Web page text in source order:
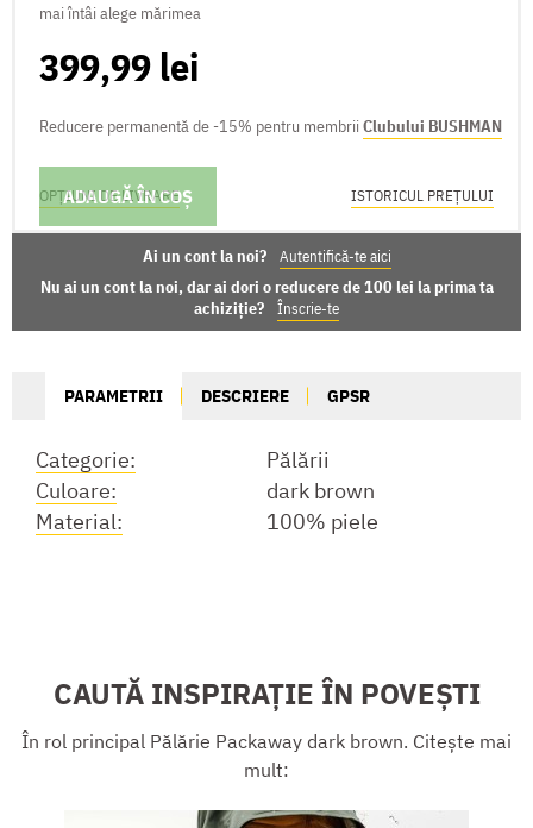
mai întâi alege mărimea
399,99 lei
Reducere permanentă de -15% pentru membrii Clubului BUSHMAN
ADAUGĂ ÎN COȘ
OPȚIUNI DE LIVRARE ISTORICUL PREȚULUI
Ai un cont la noi? Autentifică-te aici
Nu ai un cont la noi, dar ai dori o reducere de 100 lei la prima ta
achiziție?
Înscrie-te
PARAMETRII DESCRIERE GPSR
Categorie:
Pălării
Culoare:
dark brown
Material:
100% piele
CAUTĂ INSPIRAȚIE ÎN POVEȘTI
În rol principal Pălărie Packaway dark brown. Citește mai
mult: